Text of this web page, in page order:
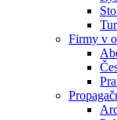
Firmy v